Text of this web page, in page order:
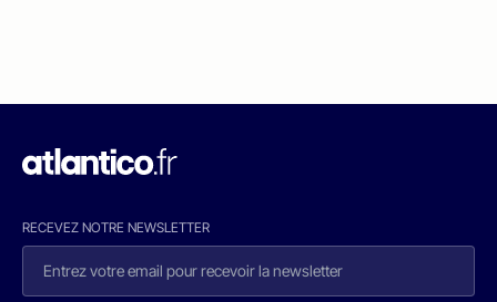
RECEVEZ NOTRE NEWSLETTER